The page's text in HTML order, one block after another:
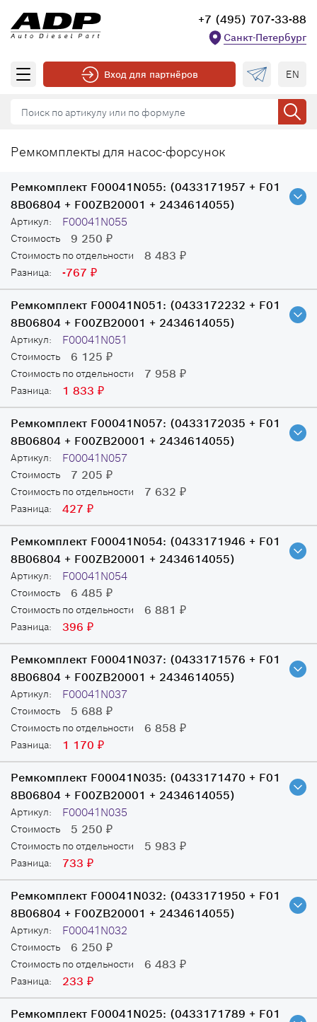
+7 (495) 707-33-88
Санкт-Петербург
Вход для партнёров EN
Ремкомплекты для насос-форсунок
Артикул: F00041N055
Ремкомплект F00041N055: (0433171957 + F01
8B06804 + F00ZB20001 + 2434614055)
Стоимость 9 250 ₽
Стоимость по отдельности 8 483 ₽
Разница: -767 ₽
Артикул: F00041N051
Ремкомплект F00041N051: (0433172232 + F01
8B06804 + F00ZB20001 + 2434614055)
Стоимость 6 125 ₽
Стоимость по отдельности 7 958 ₽
Разница: 1 833 ₽
Артикул: F00041N057
Ремкомплект F00041N057: (0433172035 + F01
8B06804 + F00ZB20001 + 2434614055)
Стоимость 7 205 ₽
Стоимость по отдельности 7 632 ₽
Разница: 427 ₽
Артикул: F00041N054
Ремкомплект F00041N054: (0433171946 + F01
8B06804 + F00ZB20001 + 2434614055)
Стоимость 6 485 ₽
Стоимость по отдельности 6 881 ₽
Разница: 396 ₽
Артикул: F00041N037
Ремкомплект F00041N037: (0433171576 + F01
8B06804 + F00ZB20001 + 2434614055)
Стоимость 5 688 ₽
Стоимость по отдельности 6 858 ₽
Разница: 1 170 ₽
Артикул: F00041N035
Ремкомплект F00041N035: (0433171470 + F01
8B06804 + F00ZB20001 + 2434614055)
Стоимость 5 250 ₽
Стоимость по отдельности 5 983 ₽
Разница: 733 ₽
Артикул: F00041N032
Ремкомплект F00041N032: (0433171950 + F01
8B06804 + F00ZB20001 + 2434614055)
Стоимость 6 250 ₽
Стоимость по отдельности 6 483 ₽
Разница: 233 ₽
Ремкомплект F00041N025: (0433171789 + F01